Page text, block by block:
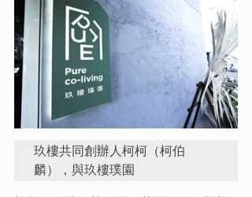
玖樓共同創辦人柯柯（柯伯
麟），與玖樓璞園